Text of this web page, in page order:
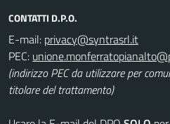
CONTATTI D.P.O.
E-mail:
PEC:
(indirizzo PEC da utilizzare per
titolare del trattamento)